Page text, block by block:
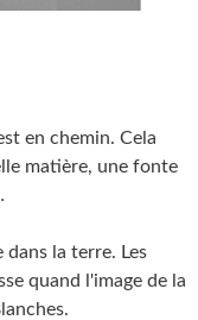
en chemin. Cela
matière, une fonte
la terre. Les
quand l'image de la